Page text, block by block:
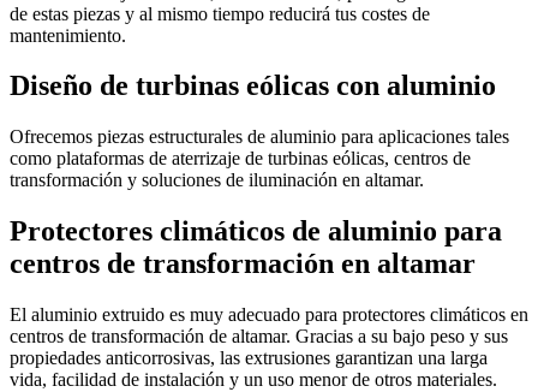
de estas piezas y al mismo tiempo reducirá tus costes de
mantenimiento.
Diseño de turbinas eólicas con aluminio
Ofrecemos piezas estructurales de aluminio para aplicaciones tales
como plataformas de aterrizaje de turbinas eólicas, centros de
transformación y soluciones de iluminación en altamar.
Protectores climáticos de aluminio para
centros de transformación en altamar
El aluminio extruido es muy adecuado para protectores climáticos en
centros de transformación de altamar. Gracias a su bajo peso y sus
propiedades anticorrosivas, las extrusiones garantizan una larga
vida, facilidad de instalación y un uso menor de otros materiales.